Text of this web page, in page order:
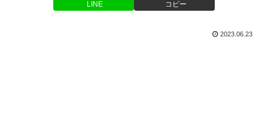
LINE コピー
2023.06.23